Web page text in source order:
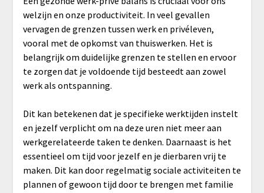
welzijn en onze productiviteit. In veel gevallen
vervagen de grenzen tussen werk en privéleven,
vooral met de opkomst van thuiswerken. Het is
belangrijk om duidelijke grenzen te stellen en ervoor
te zorgen dat je voldoende tijd besteedt aan zowel
werk als ontspanning.
Dit kan betekenen dat je specifieke werktijden instelt
en jezelf verplicht om na deze uren niet meer aan
werkgerelateerde taken te denken. Daarnaast is het
essentieel om tijd voor jezelf en je dierbaren vrij te
maken. Dit kan door regelmatig sociale activiteiten te
plannen of gewoon tijd door te brengen met familie